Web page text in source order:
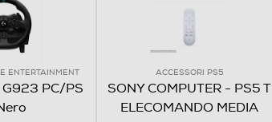
ENTERTAINMENT
G923 PC/PS
ACCESSORI PS5
SONY COMPUTER - PS5 T
ELECOMANDO MEDIA